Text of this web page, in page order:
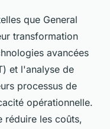
que General
transformation
avancées
et l'analyse de
processus de
opérationnelle.
réduire les coûts,